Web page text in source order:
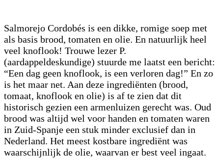
Salmorejo Cordobés is een dikke, romige soep met
als basis brood, tomaten en olie. En natuurlijk heel
veel knoflook! Trouwe lezer P.
(aardappeldeskundige) stuurde me laatst een bericht:
“Een dag geen knoflook, is een verloren dag!” En zo
is het maar net. Aan deze ingrediënten (brood,
tomaat, knoflook en olie) is af te zien dat dit
historisch gezien een armenluizen gerecht was. Oud
brood was altijd wel voor handen en tomaten waren
in Zuid-Spanje een stuk minder exclusief dan in
Nederland. Het meest kostbare ingrediënt was
waarschijnlijk de olie, waarvan er best veel ingaat.